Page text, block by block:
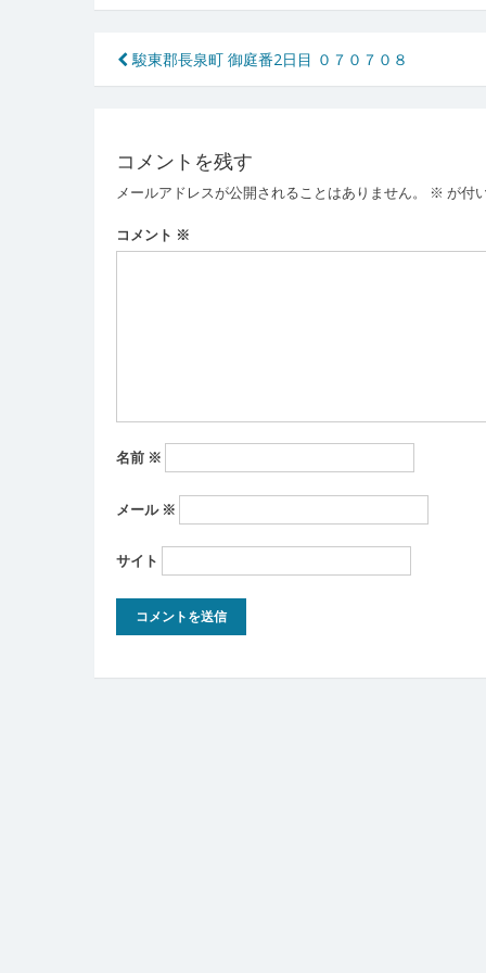
投
稿
ビ
ゲ
ー
駿東郡長泉町 御庭番2日目 ０７０７０８
コメントを残す
メールアドレスが公開されることはありません。 ※ が付
コメント ※
名前 ※
メール ※
サイト